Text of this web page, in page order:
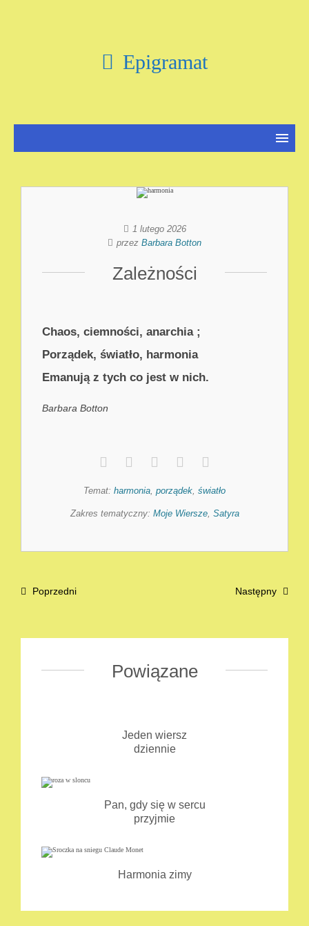
Epigramat
1 lutego 2026
przez Barbara Botton
Zależności
Chaos, ciemności, anarchia ;
Porządek, światło, harmonia
Emanują z tych co jest w nich.
Barbara Botton
Temat: harmonia, porządek, światło
Zakres tematyczny: Moje Wiersze, Satyra
Następny
Poprzedni
Powiązane
Jeden wiersz
dziennie
Pan, gdy się w sercu
przyjmie
Harmonia zimy